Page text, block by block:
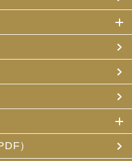
旅行サービスの手配及び
の手続に必要な範囲内、ま
、それら運送・宿泊機関、
名、性別、年齢、住所、電
パスポート番号、クレジッ
送付することにより提供い
お買い物等の便宜のた
人データを土産物店に提供
、お客様の氏名、パスポー
等に係る個人データを、予
によって提供いたします。
）